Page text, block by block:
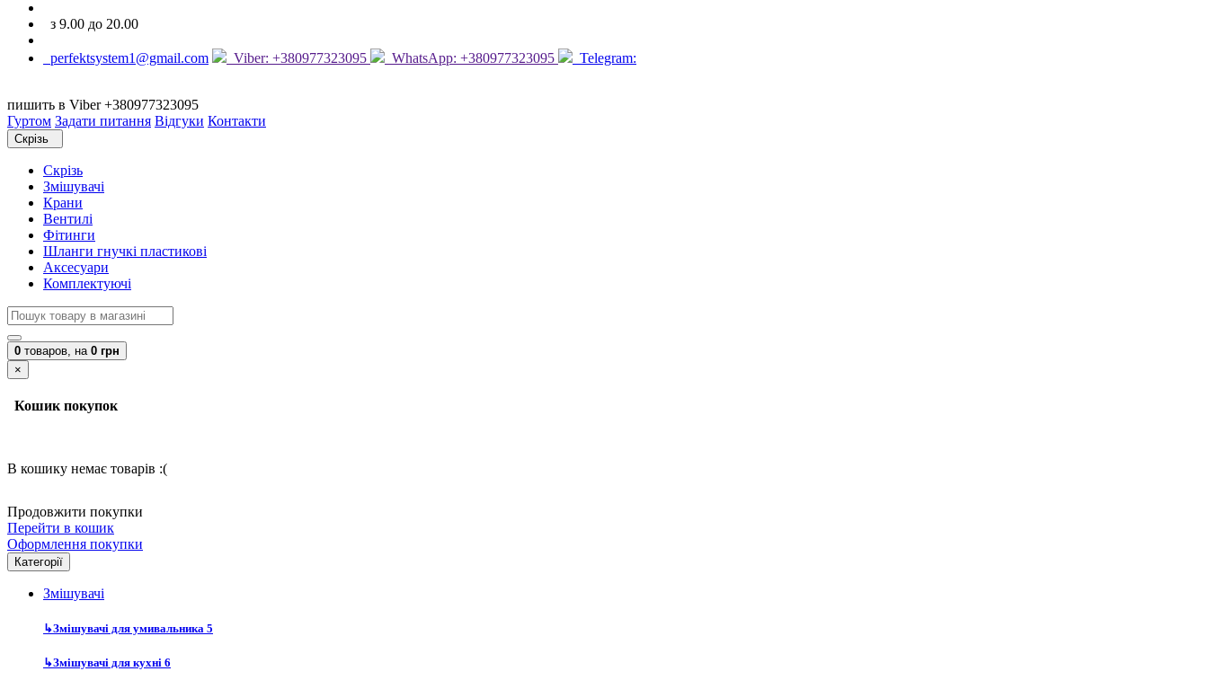
з 9.00 до 20.00
perfektsystem1@gmail.com Viber: +380977323095 WhatsApp: +380977323095 Telegram:
пишить в Viber +380977323095
Гуртом Задати питання Відгуки Контакти
Скрізь
Скрізь
Змішувачі
Крани
Вентилі
Фітинги
Шланги гнучкі пластикові
Аксесуари
Комплектуючі
0 товаров, на 0 грн
×
Кошик покупок
В кошику немає товарів :(
Продовжити покупки
Перейти в кошик
Оформлення покупки
Категорії
Змішувачі
↳Змішувачі для умивальника 5
↳Змішувачі для кухні 6